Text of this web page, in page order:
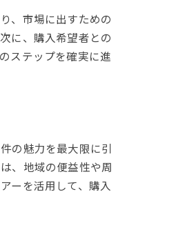
、市場に出すための
に、購入希望者との
ステップを確実に進
の魅力を最大限に引
、地域の便益性や周
ーを活用して、購入